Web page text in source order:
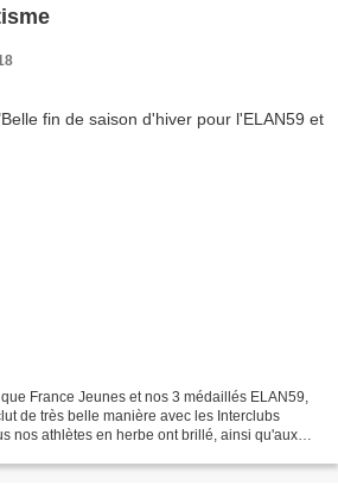
France Jeunes et nos 3 médaillés ELAN59,
de très belle manière avec les Interclubs
nos athlètes en herbe ont brillé, ainsi qu'aux